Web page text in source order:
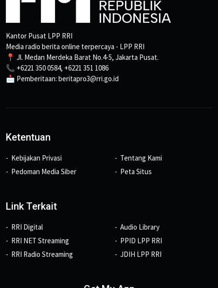
Kantor Pusat LPP RRI
Media radio berita online terpercaya - LPP RRI
📍 Jl. Medan Merdeka Barat No.4-5, Jakarta Pusat.
📞 +6221 350 0584, +6221 351 1086
📩 Pemberitaan: beritapro3@rri.go.id
Ketentuan
Kebijakan Privasi
Pedoman Media Siber
Tentang Kami
Peta Situs
Link Terkait
RRI Digital
RRI NET Streaming
RRI Radio Streaming
Audio Library
PPID LPP RRI
JDIH LPP RRI